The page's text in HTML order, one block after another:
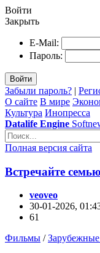
Войти
Закрыть
E-Mail:
Пароль:
Войти
Забыли пароль? |
О сайте В мире
Культура Инопресса
Datalife Engine
Полная версия сайта
Встречайте
veoveo
30-01-2026,
61
Фильмы /